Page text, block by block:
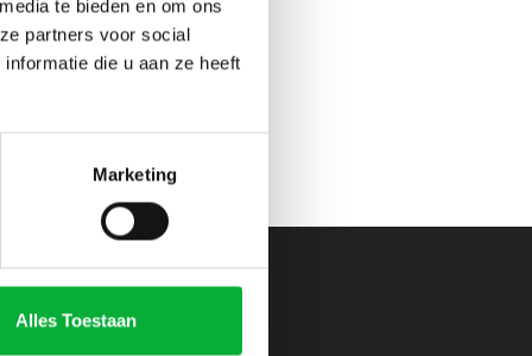
te bieden en om ons
partners voor social
die u aan ze heeft
Marketing
Alles Toestaan